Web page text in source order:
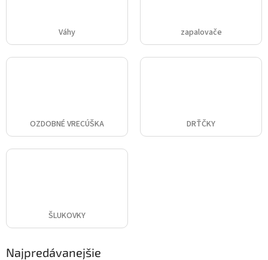
Váhy zapalovače
OZDOBNÉ VRECÚŠKA DRŤČKY
ŠLUKOVKY
Najpredávanejšie